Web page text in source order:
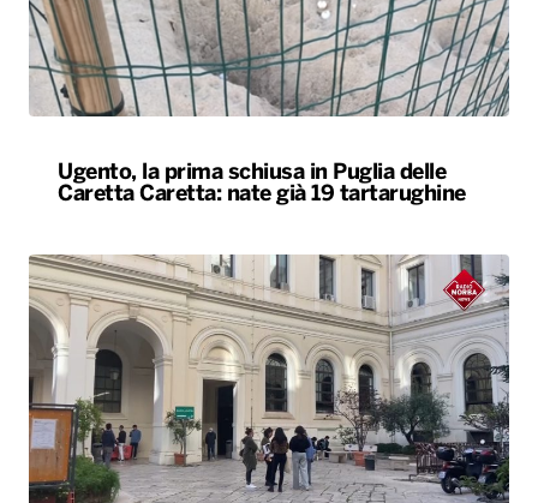
Ugento, la prima schiusa in Puglia delle
Caretta Caretta: nate già 19 tartarughine